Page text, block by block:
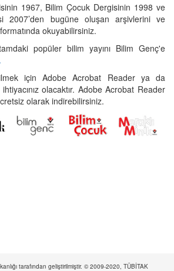
1967, Bilim Çocuk Dergisinin 1998 ve
2007’den bugüne oluşan arşivlerini ve
okuyabilirsiniz.
popüler bilim yayını Bilim Genç'e
için Adobe Acrobat Reader ya da
olacaktır. Adobe Acrobat Reader
olarak indirebilirsiniz.
tarafından geliştirilmiştir. © 2009-2020, TÜBİTAK